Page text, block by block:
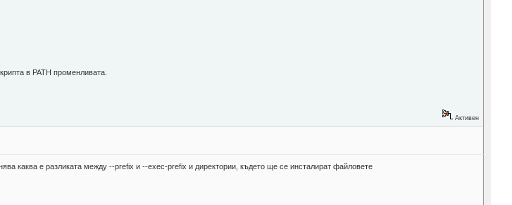
в PATH променливата.
Активен
каква е разликата между --prefix и --exec-prefix и директории, където ще се инсталират файловете